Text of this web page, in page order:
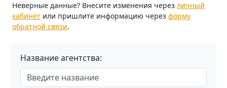
Неверные данные? Внесите изменения через личный
кабинет или пришлите информацию через форму
обратной связи.
Название агентства: